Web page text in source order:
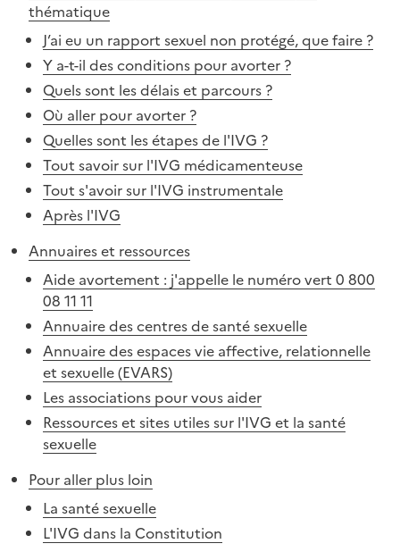
thématique
J’ai eu un rapport sexuel non protégé, que faire ?
Y a-t-il des conditions pour avorter ?
Quels sont les délais et parcours ?
Où aller pour avorter ?
Quelles sont les étapes de l'IVG ?
Tout savoir sur l'IVG médicamenteuse
Tout s'avoir sur l'IVG instrumentale
Après l'IVG
Annuaires et ressources
Aide avortement : j'appelle le numéro vert 0 800
08 11 11
Annuaire des centres de santé sexuelle
Annuaire des espaces vie affective, relationnelle
et sexuelle (EVARS)
Les associations pour vous aider
Ressources et sites utiles sur l'IVG et la santé
sexuelle
Pour aller plus loin
La santé sexuelle
L'IVG dans la Constitution